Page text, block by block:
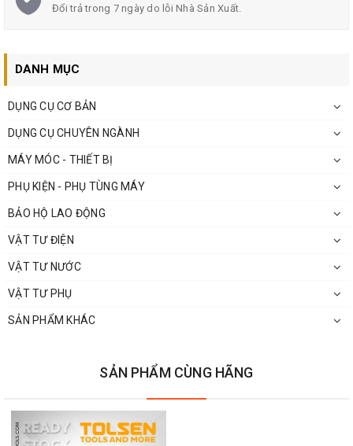
Đổi trả trong 7 ngày do lỗi Nhà Sản Xuất.
DANH MỤC
DỤNG CỤ CƠ BẢN
DỤNG CỤ CHUYÊN NGÀNH
MÁY MÓC - THIẾT BỊ
PHỤ KIỆN - PHỤ TÙNG MÁY
BẢO HỘ LAO ĐỘNG
VẬT TƯ ĐIỆN
VẬT TƯ NƯỚC
VẬT TƯ PHỤ
SẢN PHẨM KHÁC
SẢN PHẨM CÙNG HÃNG